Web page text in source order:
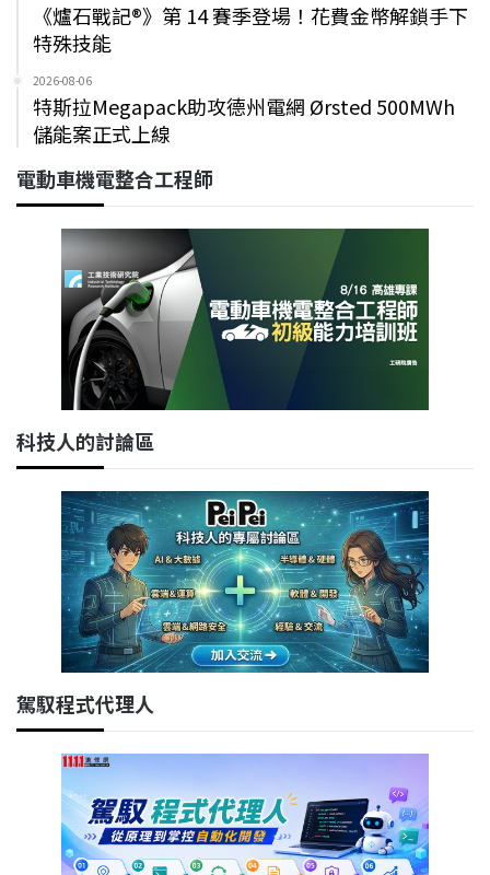
《爐石戰記®》第 14 賽季登場！花費金幣解鎖手下
特殊技能
2026-08-06
特斯拉Megapack助攻德州電網 Ørsted 500MWh
儲能案正式上線
電動車機電整合工程師
科技人的討論區
駕馭程式代理人